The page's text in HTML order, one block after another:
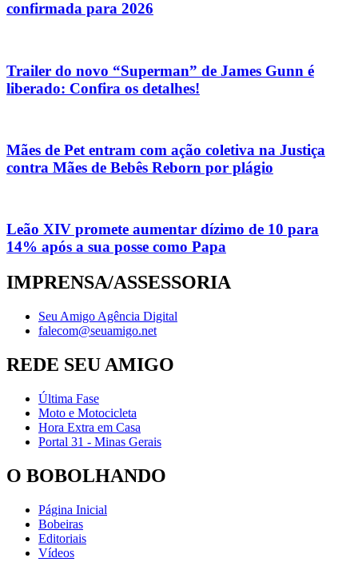
confirmada para 2026
Trailer do novo “Superman” de James Gunn é
liberado: Confira os detalhes!
Mães de Pet entram com ação coletiva na Justiça
contra Mães de Bebês Reborn por plágio
Leão XIV promete aumentar dízimo de 10 para
14% após a sua posse como Papa
IMPRENSA/ASSESSORIA
Seu Amigo Agência Digital
falecom@seuamigo.net
REDE SEU AMIGO
Última Fase
Moto e Motocicleta
Hora Extra em Casa
Portal 31 - Minas Gerais
O BOBOLHANDO
Página Inicial
Bobeiras
Editoriais
Vídeos